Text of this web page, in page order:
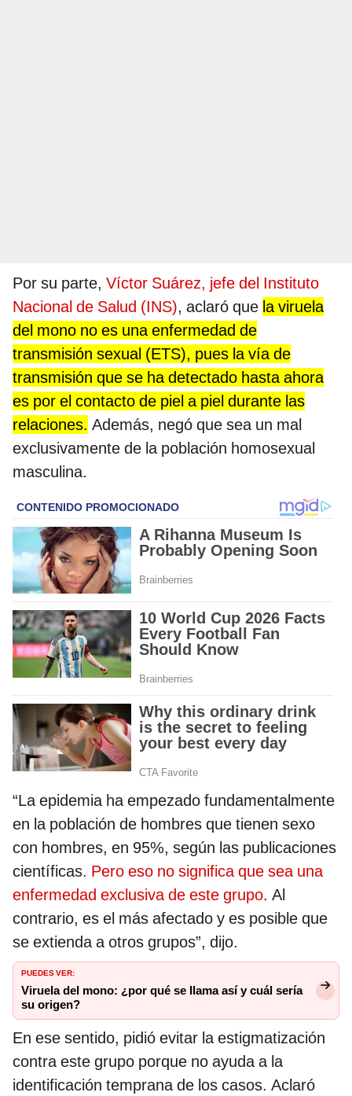
Por su parte, Víctor Suárez, jefe del Instituto
Nacional de Salud (INS), aclaró que la viruela
del mono no es una enfermedad de
transmisión sexual (ETS), pues la vía de
transmisión que se ha detectado hasta ahora
es por el contacto de piel a piel durante las
relaciones. Además, negó que sea un mal
exclusivamente de la población homosexual
masculina.
“La epidemia ha empezado fundamentalmente
en la población de hombres que tienen sexo
con hombres, en 95%, según las publicaciones
científicas. Pero eso no significa que sea una
enfermedad exclusiva de este grupo. Al
contrario, es el más afectado y es posible que
se extienda a otros grupos”, dijo.
PUEDES VER:
Viruela del mono: ¿por qué se llama así y cuál sería
su origen?
En ese sentido, pidió evitar la estigmatización
contra este grupo porque no ayuda a la
identificación temprana de los casos. Aclaró